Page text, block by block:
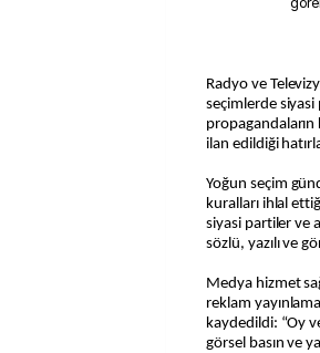
Radyo ve
seçimlerde siyasi
propagandaların
ilan edildiği
Yoğun seçim
kuralları ihlal
siyasi partiler ve
sözlü, yazılı ve
Medya hizmet
reklam
kaydedildi: “Oy
görsel basın ve